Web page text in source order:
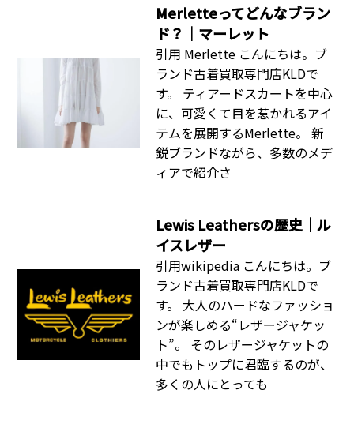
Merletteってどんなブラン
ド？｜マーレット
引用 Merlette こんにちは。ブ
ランド古着買取専門店KLDで
す。 ティアードスカートを中心
に、可愛くて目を惹かれるアイ
テムを展開するMerlette。 新
鋭ブランドながら、多数のメデ
ィアで紹介さ
Lewis Leathersの歴史｜ル
イスレザー
引用wikipedia こんにちは。ブ
ランド古着買取専門店KLDで
す。 大人のハードなファッショ
ンが楽しめる“レザージャケッ
ト”。 そのレザージャケットの
中でもトップに君臨するのが、
多くの人にとっても